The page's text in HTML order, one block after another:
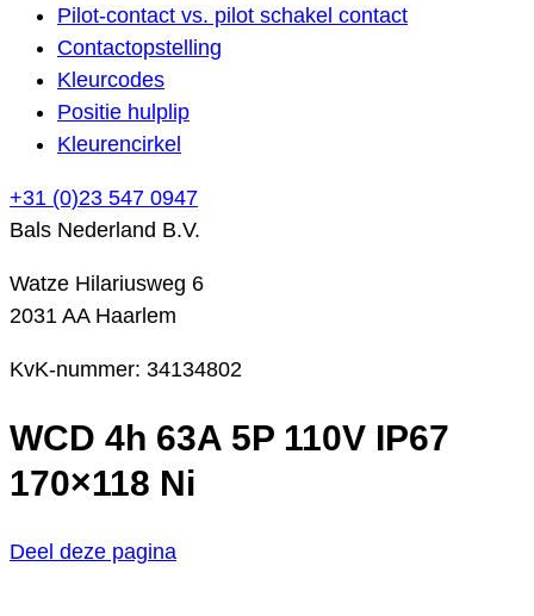
Pilot-contact vs. pilot schakel contact
Contactopstelling
Kleurcodes
Positie hulplip
Kleurencirkel
+31 (0)23 547 0947
Bals Nederland B.V.
Watze Hilariusweg 6
2031 AA Haarlem
KvK-nummer: 34134802
WCD 4h 63A 5P 110V IP67
170×118 Ni
Deel deze pagina